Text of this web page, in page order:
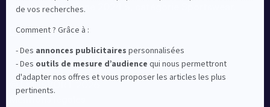
commerce en ligne 2024 », catégorie Sportswear.
En savoir plus
© EKINSPORT 2026